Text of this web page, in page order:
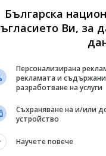
тази вечер в
1
където и да
Facebook
Българска
Ви, за
Персонализирана
рекламата и
разработване на услуги
Съхраняване на и/или
устройство
Научете повече